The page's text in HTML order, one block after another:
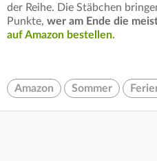
der Reihe. Die Stäbchen
Punkte, wer am Ende die
auf Amazon bestellen.
Amazon Sommer